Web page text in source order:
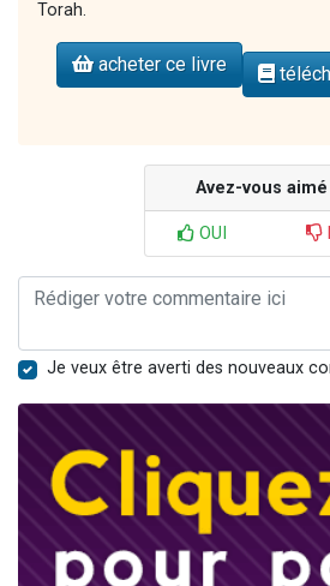
Torah.
acheter ce livre
Avez-vous aimé
OUI
Je veux être averti des nouveaux